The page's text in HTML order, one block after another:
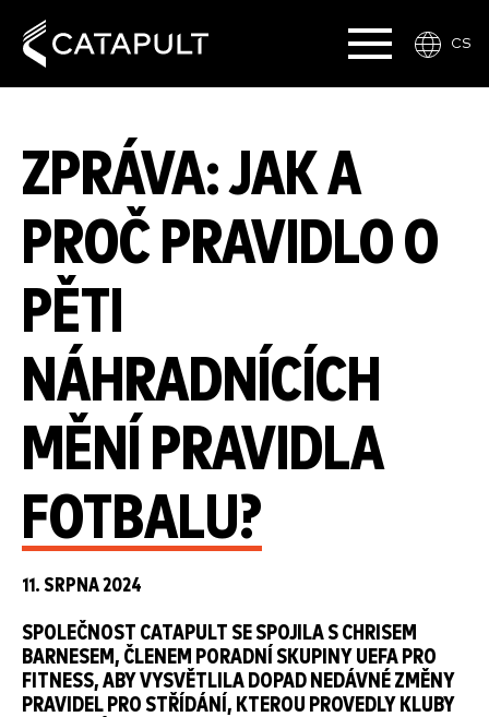
CS
ZPRÁVA: JAK A
PROČ PRAVIDLO O
PĚTI
NÁHRADNÍCÍCH
MĚNÍ PRAVIDLA
FOTBALU?
11. SRPNA 2024
SPOLEČNOST CATAPULT SE SPOJILA S CHRISEM
BARNESEM, ČLENEM PORADNÍ SKUPINY UEFA PRO
FITNESS, ABY VYSVĚTLILA DOPAD NEDÁVNÉ ZMĚNY
PRAVIDEL PRO STŘÍDÁNÍ, KTEROU PROVEDLY KLUBY